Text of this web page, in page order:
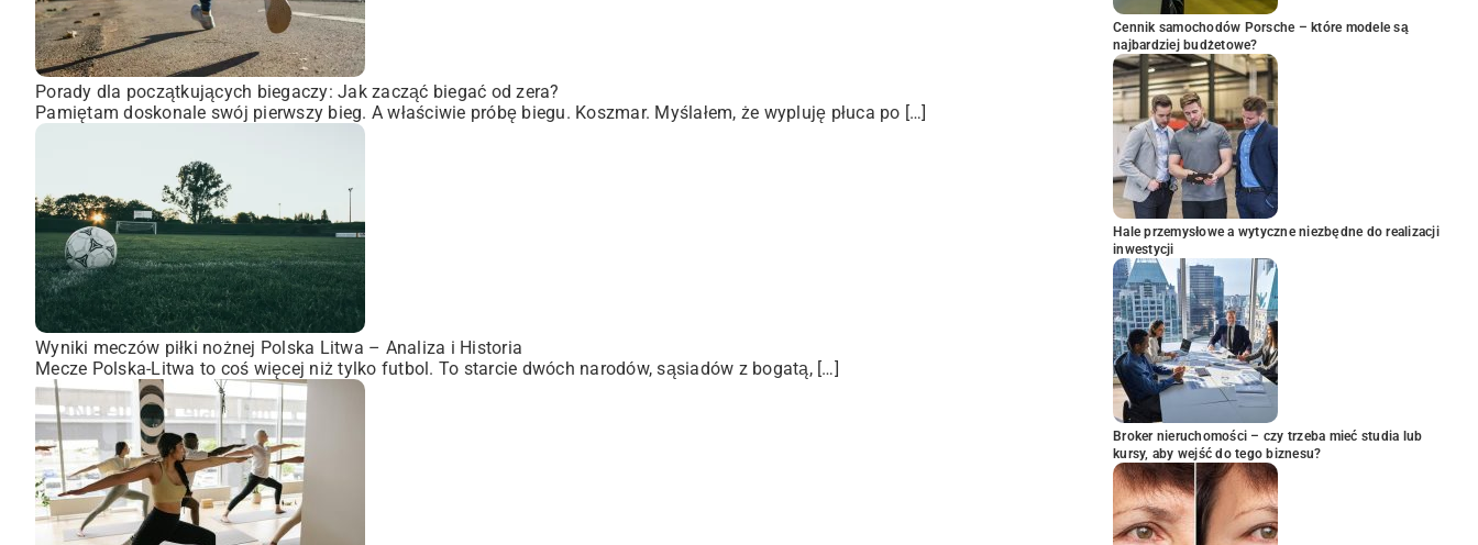
Porady dla początkujących biegaczy: Jak zacząć biegać od zera?
Pamiętam doskonale swój pierwszy bieg. A właściwie próbę biegu. Koszmar. Myślałem, że wypluję płuca po […]
Wyniki meczów piłki nożnej Polska Litwa – Analiza i Historia
Mecze Polska-Litwa to coś więcej niż tylko futbol. To starcie dwóch narodów, sąsiadów z bogatą, […]
Cennik samochodów Porsche – które modele są
najbardziej budżetowe?
Hale przemysłowe a wytyczne niezbędne do realizacji
inwestycji
Broker nieruchomości – czy trzeba mieć studia lub
kursy, aby wejść do tego biznesu?